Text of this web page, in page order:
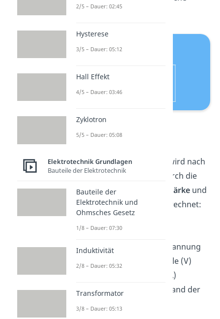
Leerlaufspannung.
Spannungsquelle abfällt, wird nach
dem ohmschen Gesetz durch die
Multiplikation der
Stromstärkeund
desInnenwiderstands berechnet:
Uiist die abfallende Spannung
an der Spannungsquelle (V)
ist die Stromstärke (A)
Riist der Innenwiderstand der
Spannungsquelle (Ω)
2/5 – Dauer: 02:45
Hysterese
3/5 – Dauer: 05:12
Hall Effekt
4/5 – Dauer: 03:46
Zyklotron
5/5 – Dauer: 05:08
Elektrotechnik Grundlagen
Bauteile der Elektrotechnik
Bauteile der
Elektrotechnik und
Ohmsches Gesetz
1/8 – Dauer: 07:30
Induktivität
2/8 – Dauer: 05:32
Transformator
3/8 – Dauer: 05:13